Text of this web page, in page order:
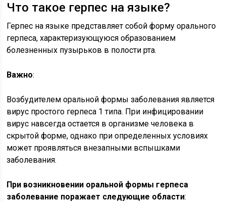
Что такое герпес на языке?
Герпес на языке представляет собой форму орального
герпеса, характеризующуюся образованием
болезненных пузырьков в полости рта.
Важно:
Возбудителем оральной формы заболевания является
вирус простого герпеса 1 типа. При инфицировании
вирус навсегда остается в организме человека в
скрытой форме, однако при определенных условиях
может проявляться внезапными вспышками
заболевания.
При возникновении оральной формы герпеса
заболевание поражает следующие области: